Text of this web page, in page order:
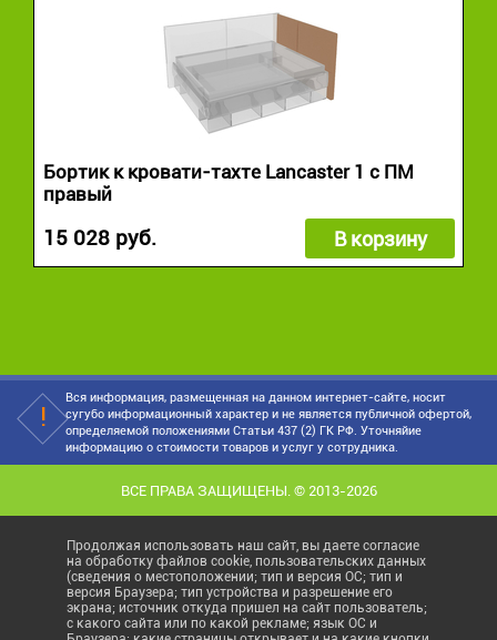
Бортик к кровати-тахте Lancaster 1 с ПМ
правый
15 028 руб. В корзину
Вся информация, размещенная на данном интернет-сайте, носит
сугубо информационный характер и не является публичной офертой,
определяемой положениями Статьи 437 (2) ГК РФ. Уточняйие
информацию о стоимости товаров и услуг у сотрудника.
ВСЕ ПРАВА ЗАЩИЩЕНЫ. © 2013-2026
Продолжая использовать наш сайт, вы даете согласие
на обработку файлов cookie, пользовательских данных
(сведения о местоположении; тип и версия ОС; тип и
версия Браузера; тип устройства и разрешение его
экрана; источник откуда пришел на сайт пользователь;
с какого сайта или по какой рекламе; язык ОС и